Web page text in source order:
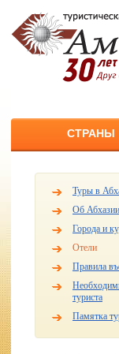
СТРАНЫ
Туры в
Об Абхазии
Города и
Отели
Правила
туриста
Памятка